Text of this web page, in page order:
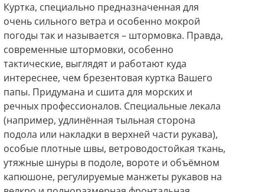
Куртка, специально предназначенная для
очень сильного ветра и особенно мокрой
погоды так и называется – штормовка. Правда,
современные штормовки, особенно
тактические, выглядят и работают куда
интереснее, чем брезентовая куртка Вашего
папы. Придумана и сшита для морских и
речных профессионалов. Специальные лекала
(например, удлинённая тыльная сторона
подола или накладки в верхней части рукава),
особые плотные швы, ветроводостойкая ткань,
утяжные шнуры в подоле, вороте и объёмном
капюшоне, регулируемые манжеты рукавов на